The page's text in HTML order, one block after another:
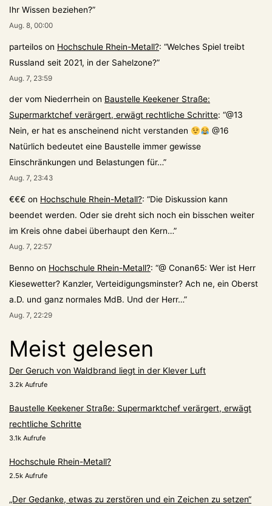
Ihr Wissen beziehen?”
Aug. 8, 00:00
parteilos on Hochschule Rhein-Metall?: “Welches Spiel treibt
Russland seit 2021, in der Sahelzone?”
Aug. 7, 23:59
der vom Niederrhein on Baustelle Keekener Straße:
Supermarktchef verärgert, erwägt rechtliche Schritte: “@13
Nein, er hat es anscheinend nicht verstanden
@16
Natürlich bedeutet eine Baustelle immer gewisse
Einschränkungen und Belastungen für…”
Aug. 7, 23:43
€€€ on Hochschule Rhein-Metall?: “Die Diskussion kann
beendet werden. Oder sie dreht sich noch ein bisschen weiter
im Kreis ohne dabei überhaupt den Kern…”
Aug. 7, 22:57
Benno on Hochschule Rhein-Metall?: “@ Conan65: Wer ist Herr
Kiesewetter? Kanzler, Verteidigungsminster? Ach ne, ein Oberst
a.D. und ganz normales MdB. Und der Herr…”
Aug. 7, 22:29
Meist gelesen
Der Geruch von Waldbrand liegt in der Klever Luft
3.2k Aufrufe
Baustelle Keekener Straße: Supermarktchef verärgert, erwägt
rechtliche Schritte
3.1k Aufrufe
Hochschule Rhein-Metall?
2.5k Aufrufe
„Der Gedanke, etwas zu zerstören und ein Zeichen zu setzen“